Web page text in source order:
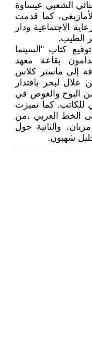
الشعبي عيساوة
كما قدمت
الاجتماعية ودار
الطيب.
كتاب "السينما
بقاعة معهد
إلى ماستر كلاس
لبحر باقتدار
البوح والغوص في
للكاتب. كما تميزت
الخط العربي ،من
والثانية حول
شهبون.